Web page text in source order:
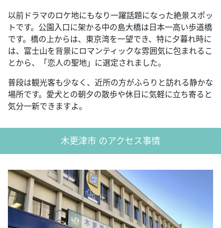
以前ドラマのロケ地にもなり一躍話題になった絶景スポッ
トです。公園入口に架かる中の島大橋は日本一高い歩道橋
です。橋の上からは、東京湾を一望でき、特に夕暮れ時に
は、富士山を背景にロマンティックな雰囲気に包まれるこ
とから、「恋人の聖地」に選定されました。
普段は観光客も少なく、近所の方がふらりと訪れる静かな
場所です。愛犬との朝夕の散歩や休日に気軽に立ち寄ると
気分一新できますよ。
木更津市 のアクセス事情